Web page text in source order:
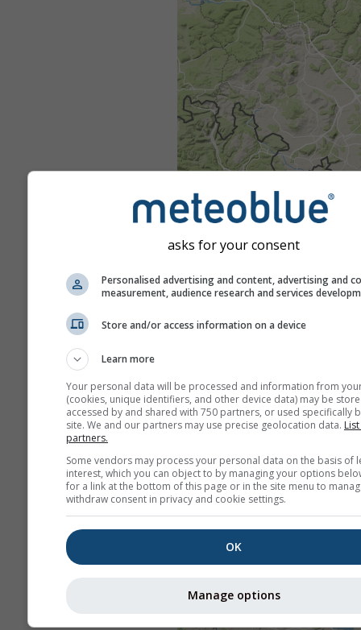
asks for your consent
Personalised advertising and content, advertising and
measurement, audience research and services
Store and/or access information on a device
Learn more
Your personal data will be processed and information from
(cookies, unique identifiers, and other device data) may be
accessed by and shared with 750 partners, or used specifically
site. We and our partners may use precise geolocation data.
partners.
Some vendors may process your personal data on the basis of
interest, which you can object to by managing your options
for a link at the bottom of this page or in the site menu to
withdraw consent in privacy and cookie settings.
OK
Manage options